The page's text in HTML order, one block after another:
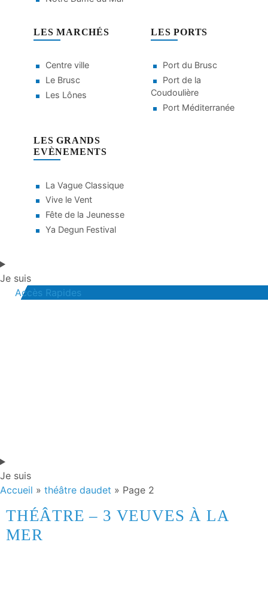
LES MARCHÉS
Centre ville
Le Brusc
Les Lônes
LES PORTS
Port du Brusc
Port de la
Coudoulière
Port Méditerranée
LES GRANDS
EVÈNEMENTS
La Vague Classique
Vive le Vent
Fête de la Jeunesse
Ya Degun Festival
Je suis
Accès Rapides
Je suis
Accueil » théâtre daudet » Page 2
THÉÂTRE – 3 VEUVES À LA
MER